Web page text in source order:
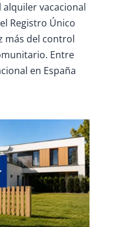
alquiler vacacional
Registro Único
más del control
Entre
en España